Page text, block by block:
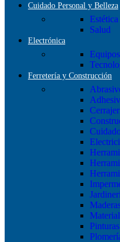
Cuidado Personal y Belleza
Salud
Electrónica
Ferretería y Construcción
Pinturas